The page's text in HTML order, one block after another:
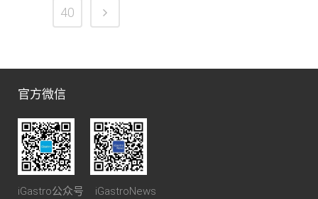
40
官方微信
iGastro公众号 iGastroNews